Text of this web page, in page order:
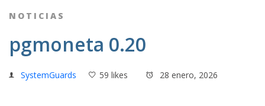
NOTICIAS
pgmoneta 0.20
SystemGuards 59 likes 28 enero, 2026